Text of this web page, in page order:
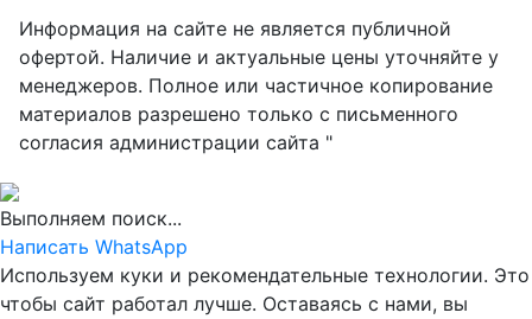
Информация на сайте не является публичной
офертой. Наличие и актуальные цены уточняйте у
менеджеров. Полное или частичное копирование
материалов разрешено только с письменного
согласия администрации сайта "
Выполняем поиск...
Написать WhatsApp
Используем куки и рекомендательные технологии. Это
чтобы сайт работал лучше. Оставаясь с нами, вы